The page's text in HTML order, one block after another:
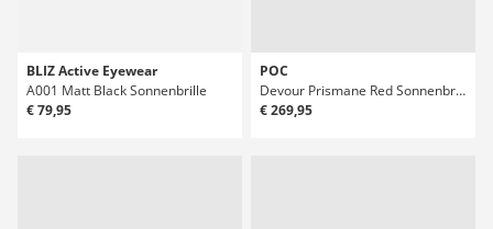
BLIZ Active Eyewear
A001 Matt Black Sonnenbrille
€ 79,95
POC
Devour Prismane Red Sonnenbrille
€ 269,95